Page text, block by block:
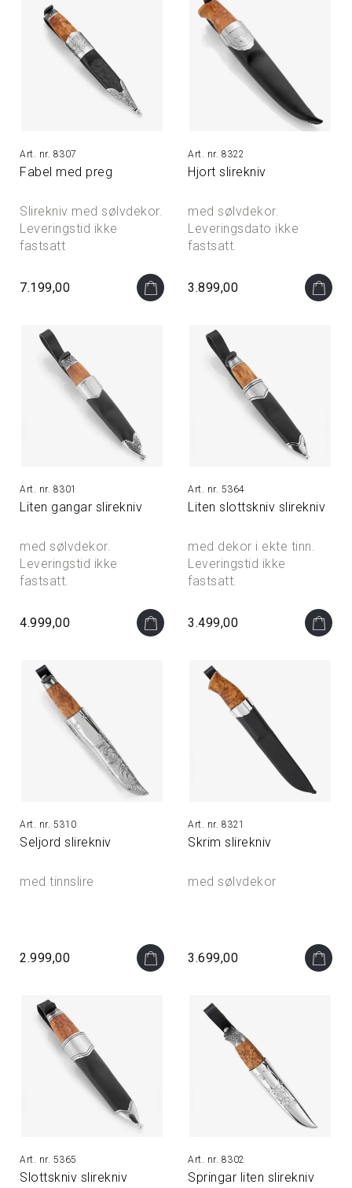
8307
Fabel med preg
Slirekniv med sølvdekor.
Leveringstid ikke
fastsatt
7.199,00
8322
Hjort slirekniv
med sølvdekor.
Leveringsdato ikke
fastsatt.
3.899,00
8301
Liten gangar slirekniv
med sølvdekor.
Leveringstid ikke
fastsatt.
4.999,00
5364
Liten slottskniv slirekniv
med dekor i ekte tinn.
Leveringstid ikke
fastsatt.
3.499,00
5310
Seljord slirekniv
med tinnslire
2.999,00
8321
Skrim slirekniv
med sølvdekor
3.699,00
5365
Slottskniv slirekniv
8302
Springar liten slirekniv